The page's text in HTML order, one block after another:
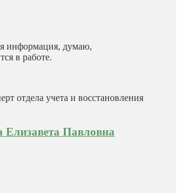
информация, думаю,
в работе.
отдела учета и восстановления
Павловна